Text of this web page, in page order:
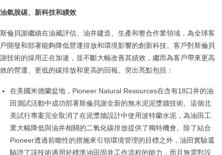
油氣脫碳、新科技和績效
斯倫貝謝繼續在油藏評估、油井建造、生產和整合作業領域，為全球客
戶開發和部署能夠降低營運排放和環境影響的創新科技。客戶對斯倫貝
謝技術的採用正在加速，並不斷大幅改善其績效，繼而為客戶帶來更高
效的營運、更低的碳排放和更高的回報。突出亮點包括：
在美國米德蘭盆地，Pioneer Natural Resources在含有18口井的油
田測試活動中成功部署斯倫貝謝全新的無水泥泥漿牆技術。這個北
美試行專案完全取消了在泥漿牆設計中使用波特蘭水泥，為油田工
業大幅降低與油井相關的二氧化碳排放提供了獨特機會。除了結合
Pioneer透過前瞻性的措施來引領環境管理的目標之外，油田實驗還
驗證了該技術適用於標準油田固井工作流程的能力，而且無需對設